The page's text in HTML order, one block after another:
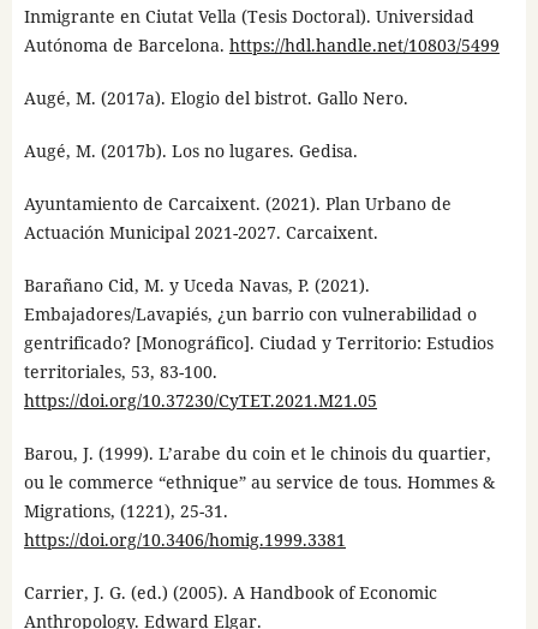
Inmigrante en Ciutat Vella (Tesis Doctoral). Universidad
Autónoma de Barcelona. https://hdl.handle.net/10803/5499
Augé, M. (2017a). Elogio del bistrot. Gallo Nero.
Augé, M. (2017b). Los no lugares. Gedisa.
Ayuntamiento de Carcaixent. (2021). Plan Urbano de
Actuación Municipal 2021-2027. Carcaixent.
Barañano Cid, M. y Uceda Navas, P. (2021).
Embajadores/Lavapiés, ¿un barrio con vulnerabilidad o
gentrificado? [Monográfico]. Ciudad y Territorio: Estudios
territoriales, 53, 83-100.
https://doi.org/10.37230/CyTET.2021.M21.05
Barou, J. (1999). L’arabe du coin et le chinois du quartier,
ou le commerce “ethnique” au service de tous. Hommes &
Migrations, (1221), 25-31.
https://doi.org/10.3406/homig.1999.3381
Carrier, J. G. (ed.) (2005). A Handbook of Economic
Anthropology. Edward Elgar.